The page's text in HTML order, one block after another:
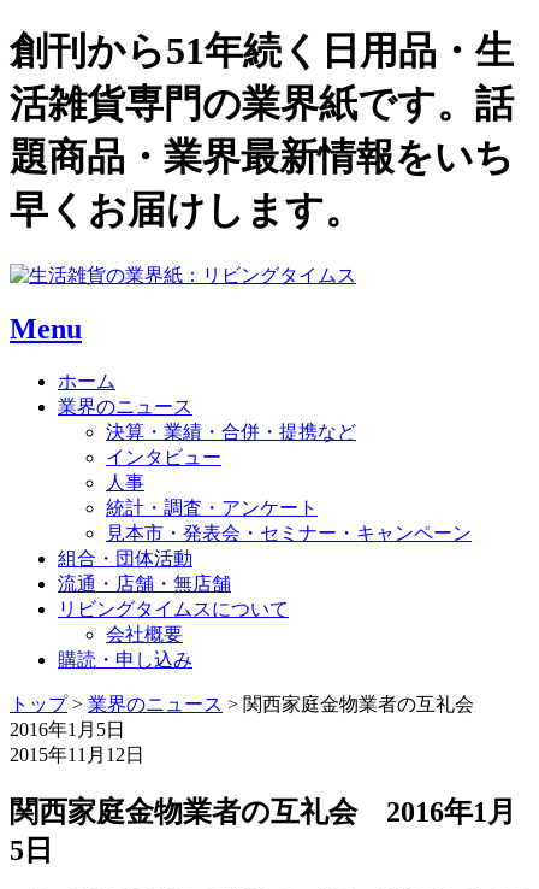
創刊から51年続く日用品・生
活雑貨専門の業界紙です。話
題商品・業界最新情報をいち
早くお届けします。
Menu
ホーム
業界のニュース
決算・業績・合併・提携など
インタビュー
人事
統計・調査・アンケート
見本市・発表会・セミナー・キャンペーン
組合・団体活動
流通・店舗・無店舗
リビングタイムスについて
会社概要
購読・申し込み
トップ> 業界のニュース > 関西家庭金物業者の互礼会
2016年1月5日
2015年11月12日
関西家庭金物業者の互礼会 2016年1月
5日